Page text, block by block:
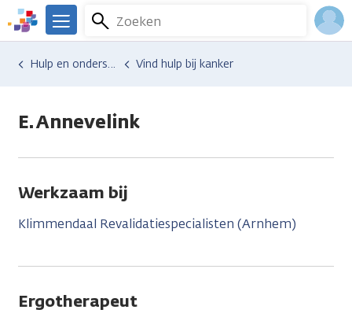
Overslaan
en
naar
We
er
Kanker.nl
Zoeken
Menu
Hulp en ondersteuning Vind hulp bij kanker
E. Annevelink
Werkzaam bij
Klimmendaal Revalidatiespecialisten (Arnhem)
Ergotherapeut